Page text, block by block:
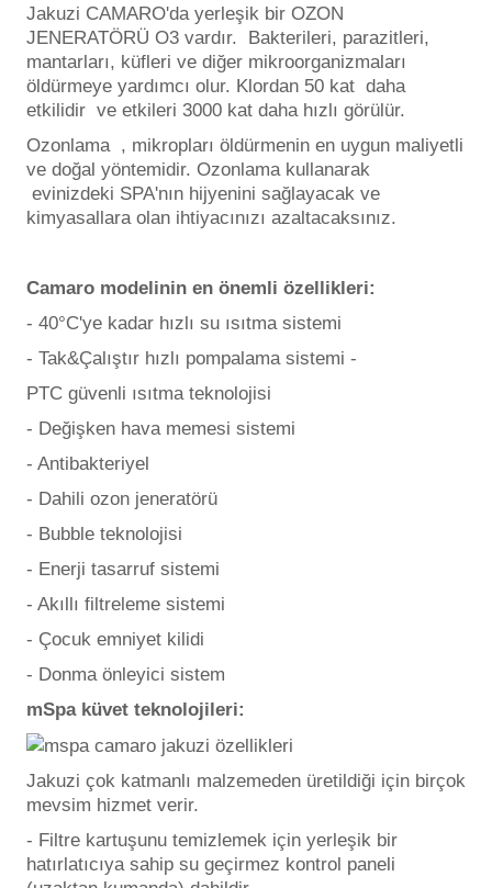
Havuz Pompa
Havuz
Jakuzi Sauna
Olimpik Havuz
Yangın Pompası
Jakuzi CAMARO'da yerleşik bir OZON
JENERATÖRÜ O3 vardır. Bakterileri, parazitleri,
mantarları, küfleri ve diğer mikroorganizmaları
öldürmeye yardımcı olur. Klordan 50 kat daha
etkilidir ve etkileri 3000 kat daha hızlı görülür.
Ozonlama , mikropları öldürmenin en uygun maliyetli
ve doğal yöntemidir. Ozonlama kullanarak
evinizdeki SPA'nın hijyenini sağlayacak ve
kimyasallara olan ihtiyacınızı azaltacaksınız.
Camaro modelinin en önemli özellikleri:
- 40°C'ye kadar hızlı su ısıtma sistemi
- Tak&Çalıştır hızlı pompalama sistemi -
PTC güvenli ısıtma teknolojisi
- Değişken hava memesi sistemi
- Antibakteriyel
- Dahili ozon jeneratörü
- Bubble teknolojisi
- Enerji tasarruf sistemi
- Akıllı filtreleme sistemi
- Çocuk emniyet kilidi
- Donma önleyici sistem
mSpa küvet teknolojileri:
Jakuzi çok katmanlı malzemeden üretildiği için birçok
mevsim hizmet verir.
- Filtre kartuşunu temizlemek için yerleşik bir
hatırlatıcıya sahip su geçirmez kontrol paneli